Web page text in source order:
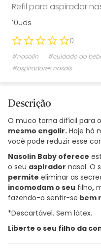
Refil para aspirador
10uds
0
#nasolin #cuidado do
#aspiradores nasais
Descrição
O muco torna difícil para
mesmo engolir. Hoje há
você pode reduzir esse
Nasolin Baby oferece
o seu aspirador nasal. O
permite eliminar as
incomodam o seu filho,
fazendo-o sentir-se bem
*Descartável. Sem látex.
Liberte o seu filho da